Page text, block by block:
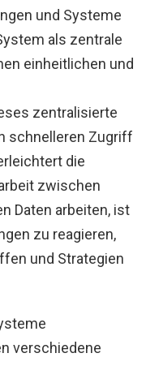
und Systeme
als zentrale
einheitlichen und
zentralisierte
schnelleren Zugriff
die
zwischen
Daten arbeiten, ist
zu reagieren,
und Strategien
verschiedene